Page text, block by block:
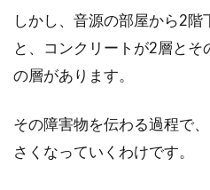
しかし、音源の部屋から2
と、コンクリートが2層と
の層があります。
その障害物を伝わる過程で
さくなっていくわけです。